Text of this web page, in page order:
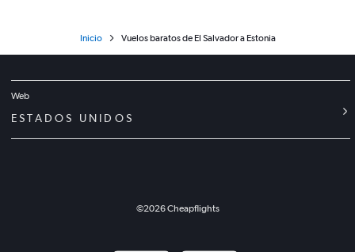
Inicio Vuelos baratos de El Salvador a Estonia
Web
ESTADOS UNIDOS
©2026Cheapflights